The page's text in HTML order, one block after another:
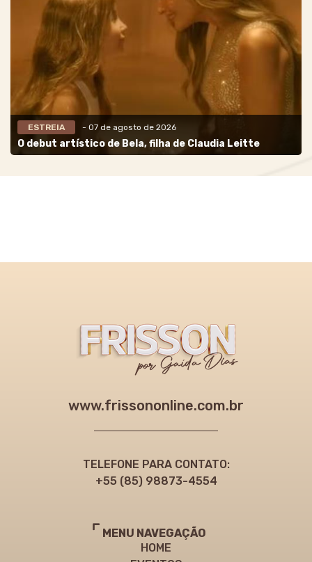
ESTREIA - 07 de agosto de 2026
O debut artístico de Bela, filha de Claudia Leitte
www.frissononline.com.br
TELEFONE PARA CONTATO:
+55 (85) 98873-4554
MENU NAVEGAÇÃO
HOME